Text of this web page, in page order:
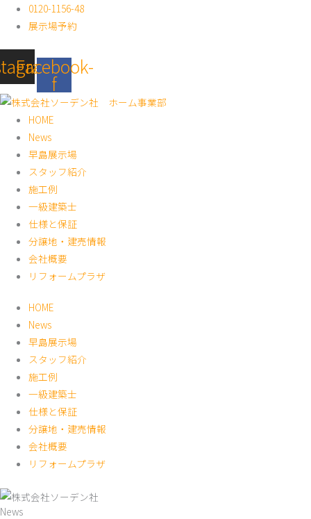
ス
キ
ッ
0120-1156-48
展示場予約
Facebook-
f
HOME
News
早島展示場
スタッフ紹介
施工例
一級建築士
仕様と保証
分譲地・建売情報
会社概要
リフォームプラザ
HOME
News
早島展示場
スタッフ紹介
施工例
一級建築士
仕様と保証
分譲地・建売情報
会社概要
リフォームプラザ
News